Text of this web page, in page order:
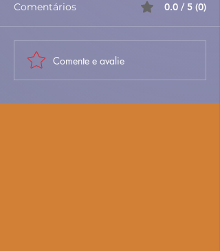
Sopa de Entulho –
Receita Portuguesa
Reconfortante
Comentários 0.0 / 5 (0)
Comente e avalie